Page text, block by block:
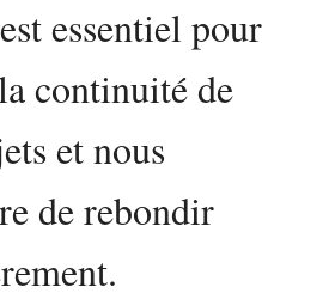
essentiel pour
continuité de
et nous
de rebondir